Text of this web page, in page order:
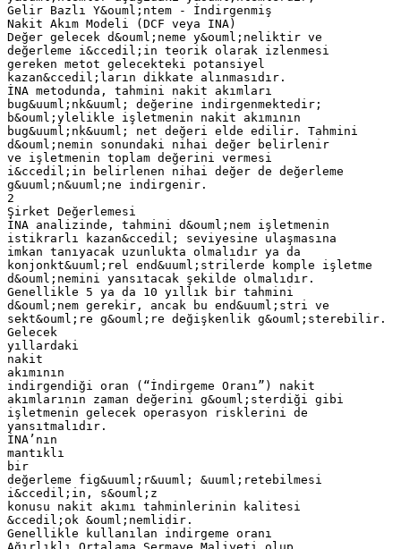
Gelir Bazlı Y&ouml;ntem - İndirgenmiş
Nakit Akım Modeli (DCF veya INA)
Değer gelecek d&ouml;neme y&ouml;neliktir ve
değerleme i&ccedil;in teorik olarak izlenmesi
gereken metot gelecekteki potansiyel
kazan&ccedil;ların dikkate alınmasıdır.
İNA metodunda, tahmini nakit akımları
bug&uuml;nk&uuml; değerine indirgenmektedir;
b&ouml;ylelikle işletmenin nakit akımının
bug&uuml;nk&uuml; net değeri elde edilir. Tahmini
d&ouml;nemin sonundaki nihai değer belirlenir
ve işletmenin toplam değerini vermesi
i&ccedil;in belirlenen nihai değer de değerleme
g&uuml;n&uuml;ne indirgenir.
2
Şirket Değerlemesi
İNA analizinde, tahmini d&ouml;nem işletmenin
istikrarlı kazan&ccedil; seviyesine ulaşmasına
imkan tanıyacak uzunlukta olmalıdır ya da
konjonkt&uuml;rel end&uuml;strilerde komple işletme
d&ouml;nemini yansıtacak şekilde olmalıdır.
Genellikle 5 ya da 10 yıllık bir tahmini
d&ouml;nem gerekir, ancak bu end&uuml;stri ve
sekt&ouml;re g&ouml;re değişkenlik g&ouml;sterebilir.
Gelecek
yıllardaki
nakit
akımının
indirgendiği oran (“İndirgeme Oranı”) nakit
akımlarının zaman değerini g&ouml;sterdiği gibi
işletmenin gelecek operasyon risklerini de
yansıtmalıdır.
İNA’nın
mantıklı
bir
değerleme fig&uuml;r&uuml; &uuml;retebilmesi
i&ccedil;in, s&ouml;z
konusu nakit akımı tahminlerinin kalitesi
&ccedil;ok &ouml;nemlidir.
Genellikle kullanılan indirgeme oranı